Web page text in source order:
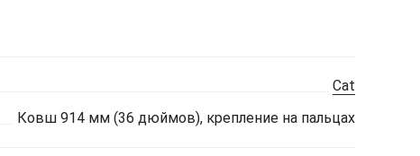
Cat
Ковш 914 мм (36 дюймов), крепление на пальцах